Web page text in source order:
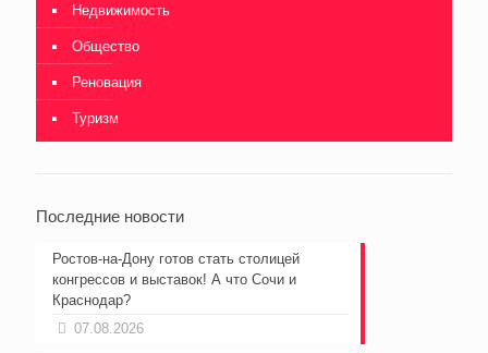
Недвижимость
Общество
Реновация
Туризм
Последние новости
Ростов-на-Дону готов стать столицей
конгрессов и выставок! А что Сочи и
Краснодар?
07.08.2026